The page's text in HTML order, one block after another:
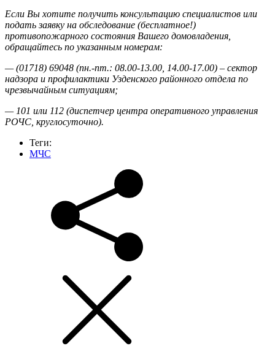
Если Вы хотите получить консультацию специалистов или
подать заявку на обследование (бесплатное!)
противопожарного состояния Вашего домовладения,
обращайтесь по указанным номерам:
— (01718) 69048 (пн.-пт.: 08.00-13.00, 14.00-17.00) – сектор
надзора и профилактики Узденского районного отдела по
чрезвычайным ситуациям;
— 101 или 112 (диспетчер центра оперативного управления
РОЧС, круглосуточно).
Теги:
МЧС